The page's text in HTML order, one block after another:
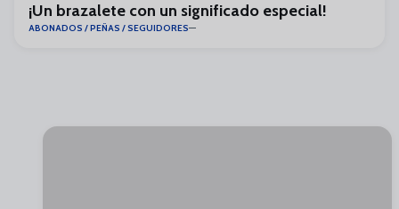
¡Un brazalete con un significado especial!
ABONADOS / PEÑAS / SEGUIDORES